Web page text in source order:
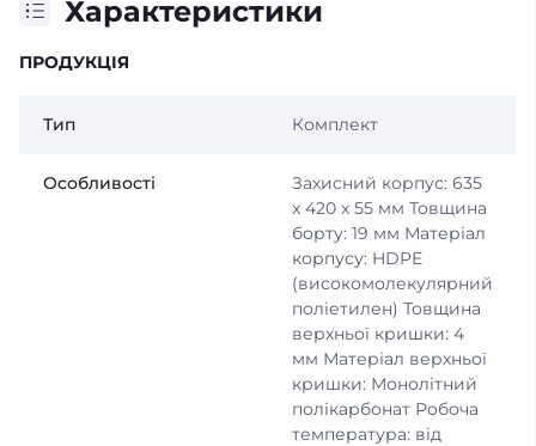
Характеристики
ПРОДУКЦІЯ
Тип Комплект
Особливості
Захисний корпус: 635
x 420 x 55 мм Товщина
борту: 19 мм Матеріал
корпусу: HDPE
(високомолекулярний
поліетилен) Товщина
верхньої кришки: 4
мм Матеріал верхньої
кришки: Монолітний
полікарбонат Робоча
температура: від